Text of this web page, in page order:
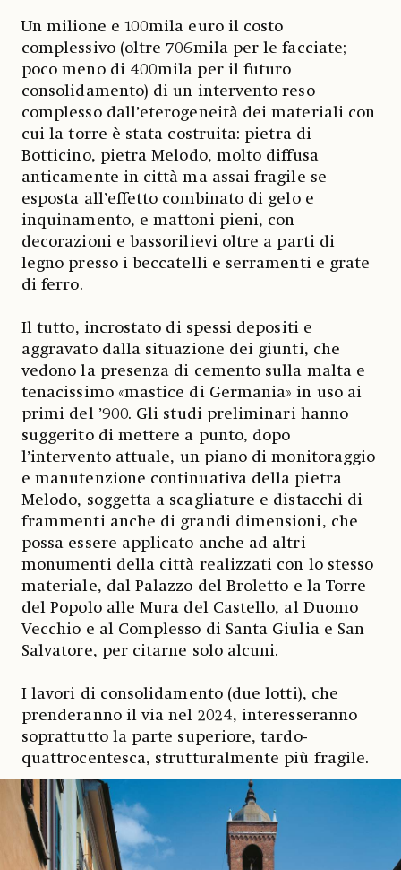
Un milione e 100mila euro il costo
complessivo (oltre 706mila per le facciate;
poco meno di 400mila per il futuro
consolidamento) di un intervento reso
complesso dall’eterogeneità dei materiali con
cui la torre è stata costruita: pietra di
Botticino, pietra Melodo, molto diffusa
anticamente in città ma assai fragile se
esposta all’effetto combinato di gelo e
inquinamento, e mattoni pieni, con
decorazioni e bassorilievi oltre a parti di
legno presso i beccatelli e serramenti e grate
di ferro.
Il tutto, incrostato di spessi depositi e
aggravato dalla situazione dei giunti, che
vedono la presenza di cemento sulla malta e
tenacissimo «mastice di Germania» in uso ai
primi del ’900. Gli studi preliminari hanno
suggerito di mettere a punto, dopo
l’intervento attuale, un piano di monitoraggio
e manutenzione continuativa della pietra
Melodo, soggetta a scagliature e distacchi di
frammenti anche di grandi dimensioni, che
possa essere applicato anche ad altri
monumenti della città realizzati con lo stesso
materiale, dal Palazzo del Broletto e la Torre
del Popolo alle Mura del Castello, al Duomo
Vecchio e al Complesso di Santa Giulia e San
Salvatore, per citarne solo alcuni.
I lavori di consolidamento (due lotti), che
prenderanno il via nel 2024, interesseranno
soprattutto la parte superiore, tardo-
quattrocentesca, strutturalmente più fragile.